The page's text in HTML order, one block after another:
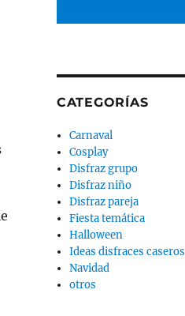
CATEGORÍAS
Carnaval
Cosplay
Disfraz grupo
Disfraz niño
Disfraz pareja
Fiesta temática
Halloween
Ideas disfraces caseros
Navidad
otros